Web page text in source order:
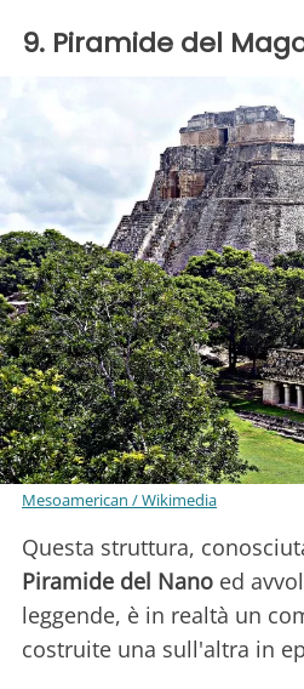
9. Piramide del
Mesoamerican / Wikimedia
Questa struttura,
Piramide del Nano ed
leggende, è in realtà un
costruite una sull'altra in